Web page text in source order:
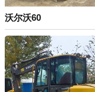
沃尔沃60